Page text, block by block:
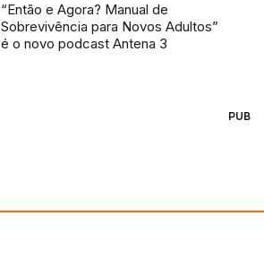
“Então e Agora? Manual de
Sobrevivência para Novos Adultos”
é o novo podcast Antena 3
PUB